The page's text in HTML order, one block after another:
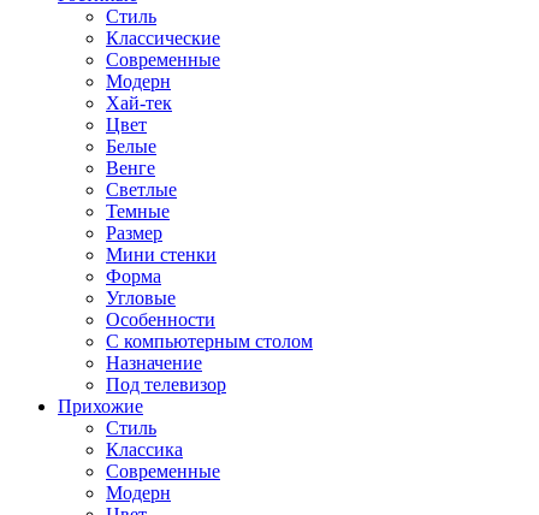
Стиль
Классические
Современные
Модерн
Хай-тек
Цвет
Белые
Венге
Светлые
Темные
Размер
Мини стенки
Форма
Угловые
Особенности
С компьютерным столом
Назначение
Под телевизор
Прихожие
Стиль
Классика
Современные
Модерн